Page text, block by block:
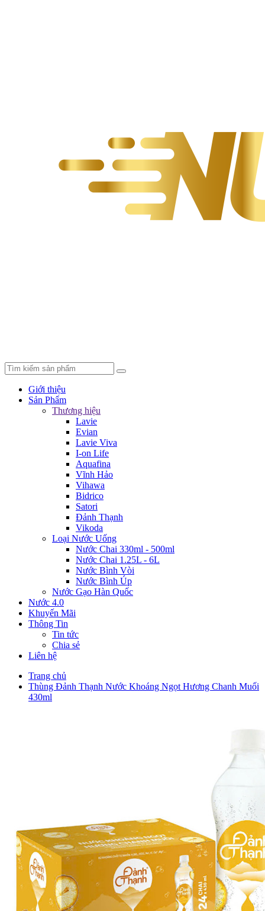
Giới thiệu
Sản Phẩm
Thương hiệu
Lavie
Evian
Lavie Viva
I-on Life
Aquafina
Vĩnh Hảo
Vihawa
Bidrico
Satori
Đảnh Thạnh
Vikoda
Loại Nước Uống
Nước Chai 330ml - 500ml
Nước Chai 1.25L - 6L
Nước Bình Vòi
Nước Bình Úp
Nước Gạo Hàn Quốc
Nước 4.0
Khuyến Mãi
Thông Tin
Tin tức
Chia sẻ
Liên hệ
Trang chủ
Thùng Đảnh Thạnh Nước Khoáng Ngọt Hương Chanh Muối
430ml